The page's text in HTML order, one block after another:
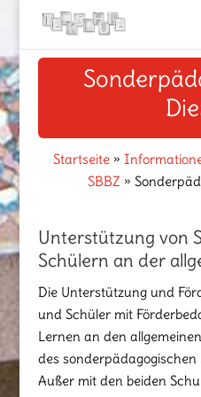
Startseite »
SBBZ »
Unterstützung von
Schülern an der
Die Unterstützung und
und Schüler mit
Lernen an den
des sonderpädagogischen
Außer mit den beiden